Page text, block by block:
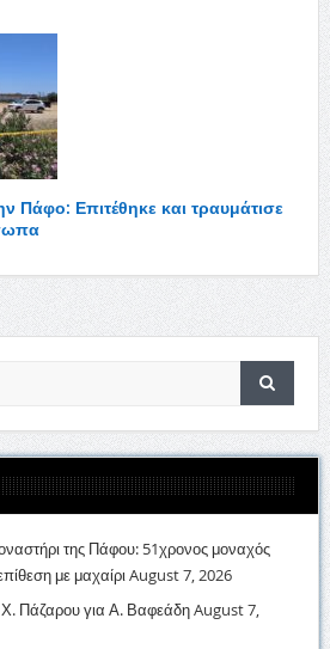
Πάφο: Επιτέθηκε και τραυμάτισε
της Πάφου: 51χρονος μοναχός
με μαχαίριAugust 7, 2026
Χ. Πάζαρου για Α. ΒαφεάδηAugust 7,